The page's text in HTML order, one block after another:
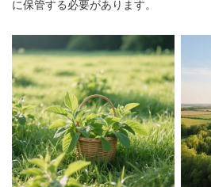
に保管する必要があります。